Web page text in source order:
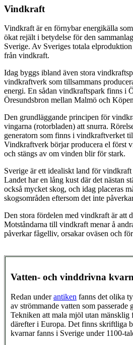
Vindkraft
Vindkraft är en förnybar energikälla
ökat rejält i betydelse för den
Sverige. Av Sveriges totala
från vindkraft.
Idag byggs ibland även stora
vindkraftverk som tillsammans
energi. En sådan vindkraftspark finns i
Öresundsbron mellan Malmö och
Den grundläggande principen för
vingarna (rotorbladen) att snurra.
generatorn som finns i vindkraftverket
Vindkraftverk börjar producera el först
och stängs av om vinden blir för stark.
Sverige är ett idealiskt land för
Landet har en lång kust där det nästan
också mycket skog, och idag placeras
skogsområden eftersom det inte
Den stora fördelen med vindkraft är att
Motståndarna till vindkraft menar å
påverkar fågelliv, orsakar oväsen och
Vatten- och vinddrivna
Redan underantiken fanns det olika
av strömmande vatten som passerade
Tekniken att mala mjöl utan mänsklig
därefter i Europa. Det finns skriftliga
kvarnar fanns i Sverige under 1100-